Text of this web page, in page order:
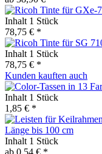
Inhalt 1 Stück
78,75 € *
Inhalt 1 Stück
78,75 € *
Kunden kauften auch
Inhalt 1 Stück
1,85 € *
Länge bis 100 cm
Inhalt 1 Stück
ab 0,54 € *